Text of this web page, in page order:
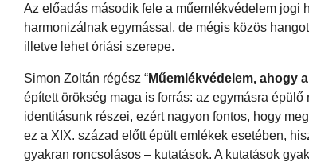
Az előadás második fele a műemlékvédelem jogi
harmonizálnak egymással, de mégis közös
illetve lehet óriási szerepe.
Simon Zoltán régész “Műemlékvédelem, ahogy
épített örökség maga is forrás: az egymásra
identitásunk részei, ezért nagyon fontos, hogy
ez a XIX. század előtt épült emlékek esetében,
gyakran roncsolásos – kutatások. A kutatások